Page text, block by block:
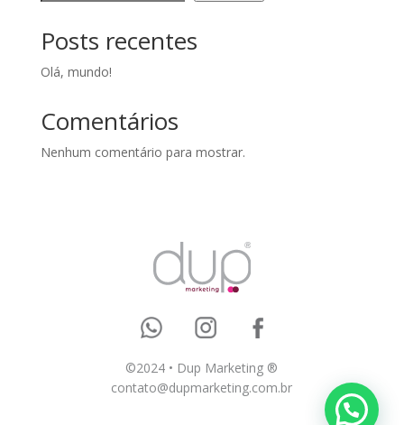
Posts recentes
Olá, mundo!
Comentários
Nenhum comentário para mostrar.
©2024 • Dup Marketing ®
contato@dupmarketing.com.br